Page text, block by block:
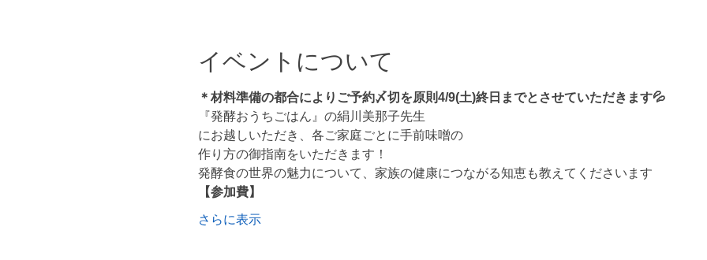
イベントについて
＊材料準備の都合によりご予約〆切を原則4/9(土)終日までとさせていただきます💦
『発酵おうちごはん』の絹川美那子先生
にお越しいただき、各ご家庭ごとに手前味噌の
作り方の御指南をいただきます！
発酵食の世界の魅力について、家族の健康につながる知恵も教えてくださいます
【参加費】
さらに表示